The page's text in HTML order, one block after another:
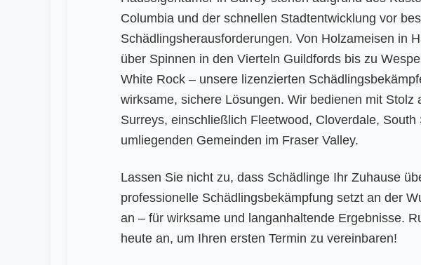
Columbia und der schnellen Stadtentwicklung vor
Schädlingsherausforderungen. Von Holzameisen in
über Spinnen in den Vierteln Guildfords bis zu
White Rock – unsere lizenzierten
wirksame, sichere Lösungen. Wir bedienen mit Stolz
Surreys, einschließlich Fleetwood, Cloverdale, South
umliegenden Gemeinden im Fraser Valley.
Lassen Sie nicht zu, dass Schädlinge Ihr Zuhause
professionelle Schädlingsbekämpfung setzt an der
an – für wirksame und langanhaltende Ergebnisse.
heute an, um Ihren ersten Termin zu vereinbaren!